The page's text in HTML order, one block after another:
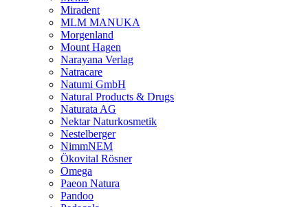
Miradent
MLM MANUKA
Morgenland
Mount Hagen
Narayana Verlag
Natracare
Natumi GmbH
Natural Products & Drugs
Naturata AG
Nektar Naturkosmetik
Nestelberger
NimmNEM
Ökovital Rösner
Omega
Paeon Natura
Pandoo